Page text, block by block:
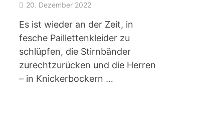
20. Dezember 2022
Es ist wieder an der Zeit, in
fesche Paillettenkleider zu
schlüpfen, die Stirnbänder
zurechtzurücken und die Herren
– in Knickerbockern …